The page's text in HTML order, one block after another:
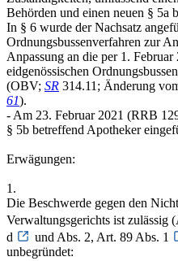
Behörden und einen neuen § 5a
In § 6 wurde der Nachsatz
Ordnungsbussenverfahren zur
Anpassung an die per 1.
eidgenössischen
(OBV; SR 314.11; Änderung
61).
- Am 23. Februar 2021 (RRB
§ 5b betreffend Apotheker
Erwägungen:
1.
Die Beschwerde gegen den
Verwaltungsgerichts ist zulässig
d
und Abs. 2, Art. 89 Abs. 1
unbegründet: